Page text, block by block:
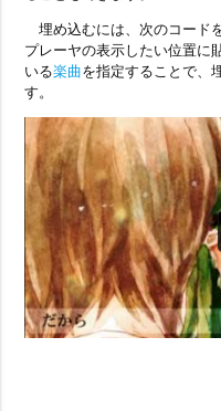
埋め込むには、次のコード
プレーヤの表示したい位置に
いる楽曲を指定することで、
す。